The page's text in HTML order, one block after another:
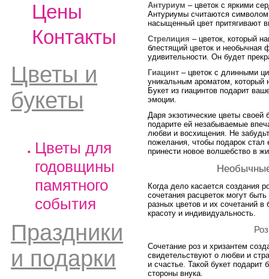
Цены
Контакты
Цветы и
букеты
Цветы для
годовщины
памятного
события
Праздники
и подарки
Антуриум – цветок с яркими
Антуриумы считаются
насыщенный цвет притягивают
Стрелиция – цветок, который
блестящий цветок и необычная
удивительности. Он будет
Гиацинт – цветок с длинными
уникальным ароматом, который
Букет из гиацинтов подарит
эмоции.
Даря экзотические цветы
подарите ей незабываемые
любви и восхищения. Не
пожелания, чтобы подарок
принести новое волшебство в
Когда дело касается создания
сочетания расцветок могут
разных цветов и их сочетаний
красоту и индивидуальность.
Сочетание роз и хризантем
свидетельствуют о любви и
и счастье. Такой букет
стороны внука.